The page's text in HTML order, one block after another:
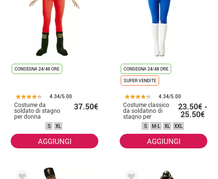
CONSEGNA 24/48 ORE
4.34/5.00
Costume da
soldato di stagno
per donna
37.50€
S XL
AGGIUNGI
CONSEGNA 24/48 ORE
SUPER VENDITE
4.34/5.00
Costume classico
da soldatino di
stagno per
donna
23.50€ -
25.50€
S M-L XL XXL
AGGIUNGI